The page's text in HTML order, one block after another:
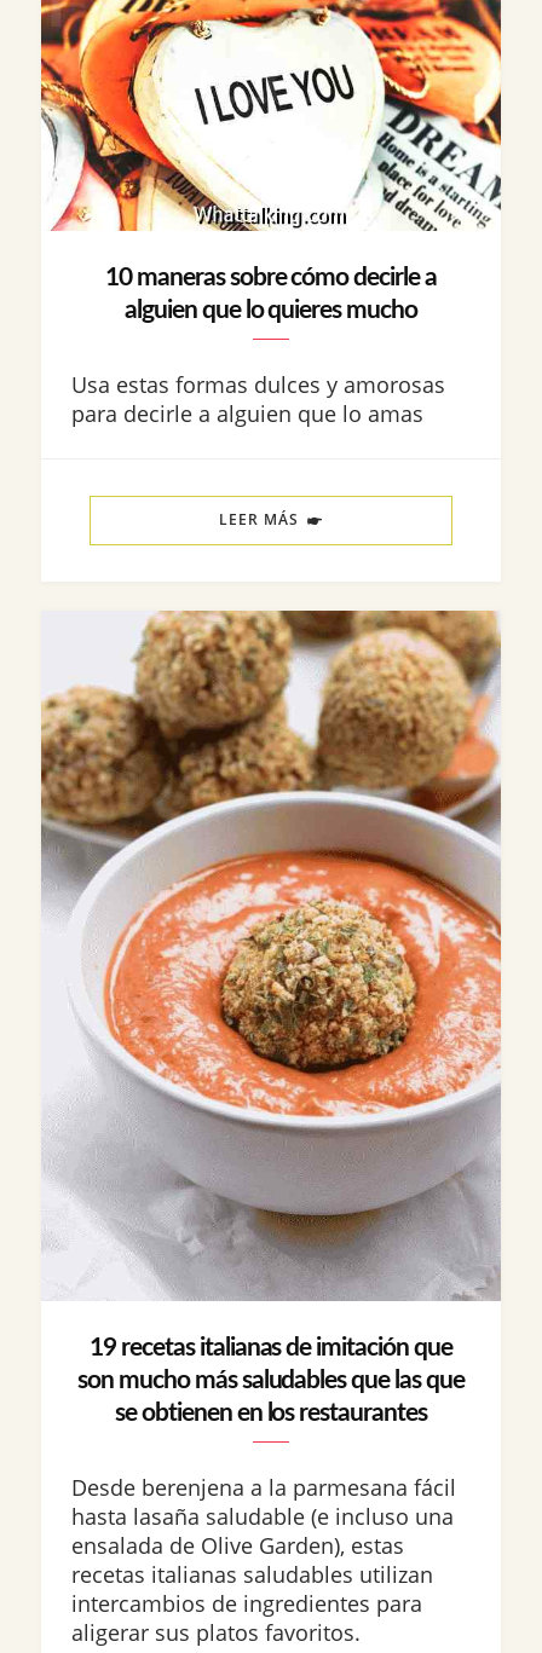
10 maneras sobre cómo decirle a
alguien que lo quieres mucho
Usa estas formas dulces y amorosas
para decirle a alguien que lo amas
LEER MÁS
19 recetas italianas de imitación que
son mucho más saludables que las que
se obtienen en los restaurantes
Desde berenjena a la parmesana fácil
hasta lasaña saludable (e incluso una
ensalada de Olive Garden), estas
recetas italianas saludables utilizan
intercambios de ingredientes para
aligerar sus platos favoritos.